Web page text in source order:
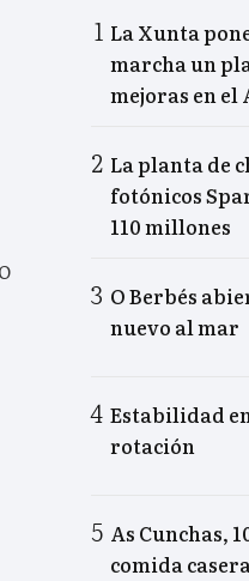
La Xunta
marcha un
mejoras en el
La planta de
fotónicos
110 millones
O Berbés
nuevo al mar
Estabilidad
rotación
As Cunchas,
comida